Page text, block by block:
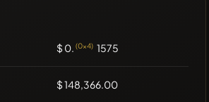
$ 0. (0x4) 1575
$ 148,366.00